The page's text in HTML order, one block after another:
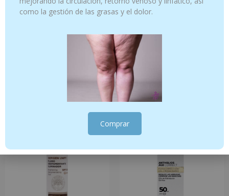
AROMATHERII FOTOPROTECTOR
AROMATHERII FOTOPROTECTOR
MINERAL PEDIATRICO SPF50 50ml
19.95€
Añadir al carrito
como la gestión de las grasas y el dolor.
Comprar